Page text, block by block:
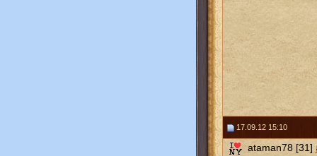
17.09.12 15:10
ataman78 [31]